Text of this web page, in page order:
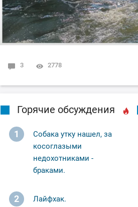
3 2778
Горячие обсуждения
1
Собака утку нашел, за
косоглазыми
недохотниками -
браками.
2 Лайфхак.